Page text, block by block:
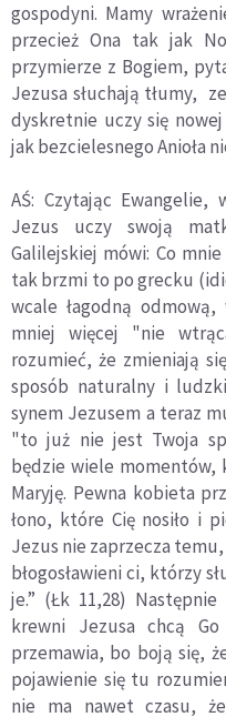
gospodyni. Mamy
przecież Ona tak jak
przymierze z Bogiem,
Jezusa słuchają tłumy,
dyskretnie uczy się
jak bezcielesnego Anioła
AŚ: Czytając
Jezus uczy swoją
Galilejskiej mówi: Co
tak brzmi to po grecku
wcale łagodną
mniej więcej "nie
rozumieć, że zmieniają
sposób naturalny i
synem Jezusem a teraz
"to już nie jest Twoja
będzie wiele momentów,
Maryję. Pewna kobieta
łono, które Cię nosiło i
Jezus nie zaprzecza
błogosławieni ci, którzy
je.” (Łk 11,28)
krewni Jezusa chcą
przemawia, bo boją się,
pojawienie się tu
nie ma nawet czasu,